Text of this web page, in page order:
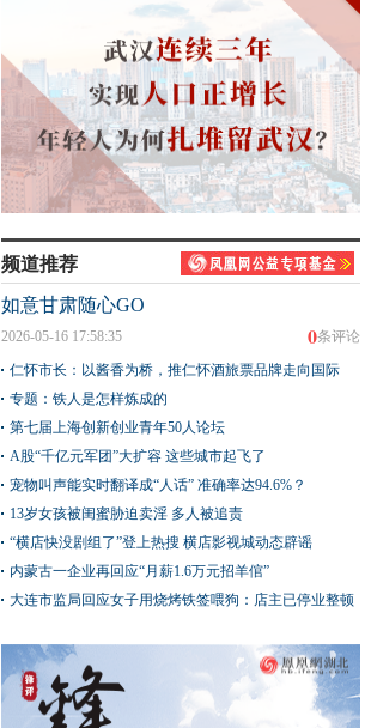
频道推荐
如意甘肃随心GO
0条评论
2026-05-16 17:58:35
仁怀市长：以酱香为桥，推仁怀酒旅票品牌走向国际
专题：铁人是怎样炼成的
第七届上海创新创业青年50人论坛
A股“千亿元军团”大扩容 这些城市起飞了
宠物叫声能实时翻译成“人话” 准确率达94.6%？
13岁女孩被闺蜜胁迫卖淫 多人被追责
“横店快没剧组了”登上热搜 横店影视城动态辟谣
内蒙古一企业再回应“月薪1.6万元招羊倌”
大连市监局回应女子用烧烤铁签喂狗：店主已停业整顿